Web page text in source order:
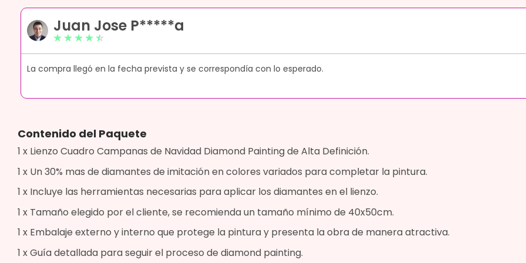
Juan Jose P*****a
☆ ☆ ☆ ☆ ☆
La compra llegó en la fecha prevista y se correspondía con lo esperado.
Contenido del Paquete
1 x Lienzo Cuadro Campanas de Navidad Diamond Painting de Alta Definición.
1 x Un 30% mas de diamantes de imitación en colores variados para completar la pintura.
1 x Incluye las herramientas necesarias para aplicar los diamantes en el lienzo.
1 x Tamaño elegido por el cliente, se recomienda un tamaño mínimo de 40x50cm.
1 x Embalaje externo y interno que protege la pintura y presenta la obra de manera atractiva.
1 x Guía detallada para seguir el proceso de diamond painting.